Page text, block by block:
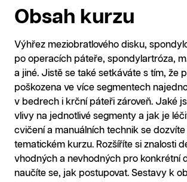
Obsah kurzu
Výhřez meziobratlového disku,
po operacích páteře, spondylartróza,
a jiné. Jistě se také setkáváte s tím, že
poškozena ve více segmentech
v bedrech i krční páteři zároveň. Jaké
vlivy na jednotlivé segmenty a jak je
cvičení a manuálních technik se
tematickém kurzu. Rozšíříte si znalosti
vhodných a nevhodných pro konkrétní
naučíte se, jak postupovat. Sestavy k